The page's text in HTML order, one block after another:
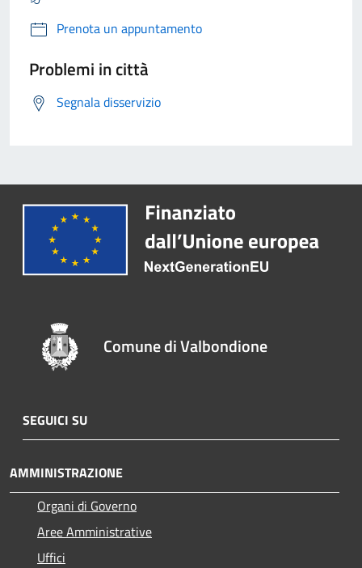
Prenota un appuntamento
Problemi in città
Segnala disservizio
Comune di Valbondione
SEGUICI SU
AMMINISTRAZIONE
Organi di Governo
Aree Amministrative
Uffici